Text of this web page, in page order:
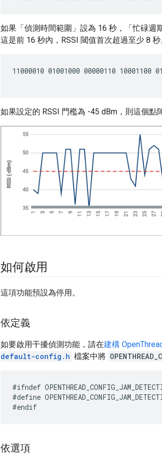
如果「偵測時間範圍」設為 16 秒，「忙碌
這是前 16 秒內，RSSI 閾值首次超過至少 8
11000010 01001000 00000110 10001100
如果設定的 RSSI 門檻為 -45 dBm，則這個點
如何啟用
這項功能預設為停用。
依定義
如要啟用干擾偵測功能，請在建構
default-config.h 檔案中將
#define
依選項